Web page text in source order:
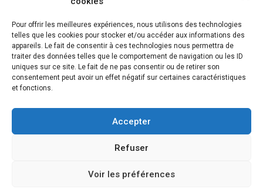
Pour offrir les meilleures expériences, nous utilisons des technologies
telles que les cookies pour stocker et/ou accéder aux informations des
appareils. Le fait de consentir à ces technologies nous permettra de
traiter des données telles que le comportement de navigation ou les ID
uniques sur ce site. Le fait de ne pas consentir ou de retirer son
consentement peut avoir un effet négatif sur certaines caractéristiques
et fonctions.
Accepter
Refuser
Voir les préférences
Ultra HD Blu-ray™, jusqu’à 100Go/disque
Sortie vidéo
Compatibilité avec les téléviseurs 4K 120Hz et
8K, VRR (spécification HDMI v. 2.1)
“Tempest” 3D AudioTec